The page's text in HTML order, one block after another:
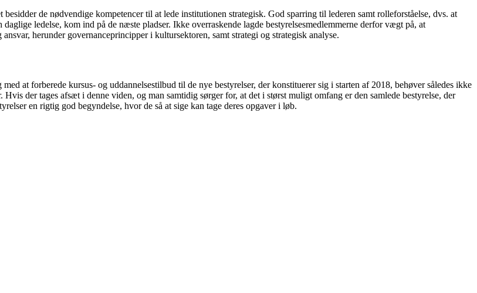
de nødvendige kompetencer til at lede institutionen strategisk. God sparring til lederen samt rolleforståelse, dvs. at
ledelse, kom ind på de næste pladser. Ikke overraskende lagde bestyrelsesmedlemmerne derfor vægt på, at
herunder governanceprincipper i kultursektoren, samt strategi og strategisk analyse.
at forberede kursus- og uddannelsestilbud til de nye bestyrelser, der konstituerer sig i starten af 2018, behøver således ikke
der tages afsæt i denne viden, og man samtidig sørger for, at det i størst muligt omfang er den samlede bestyrelse, der
en rigtig god begyndelse, hvor de så at sige kan tage deres opgaver i løb.